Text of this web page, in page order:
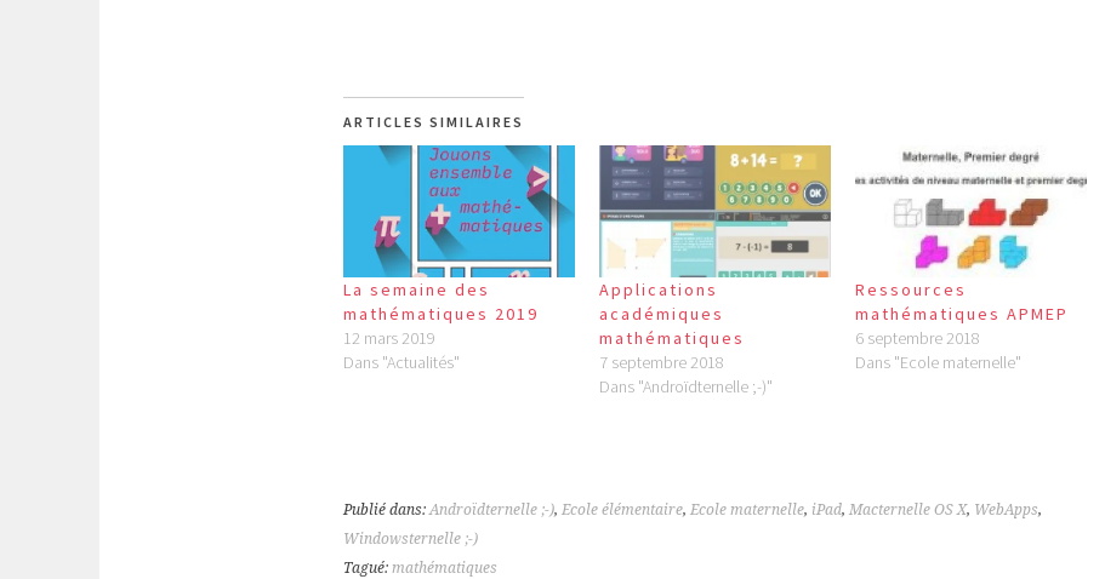
ARTICLES SIMILAIRES
La semaine des
mathématiques 2019
12 mars 2019
Dans "Actualités"
Applications
académiques
mathématiques
7 septembre 2018
Dans "Androïdternelle ;-)"
Ressources
mathématiques APMEP
6 septembre 2018
Dans "Ecole maternelle"
Publié dans:Androïdternelle ;-), Ecole élémentaire, Ecole maternelle, iPad, Macternelle OS X, WebApps,
Windowsternelle ;-)
Tagué: mathématiques